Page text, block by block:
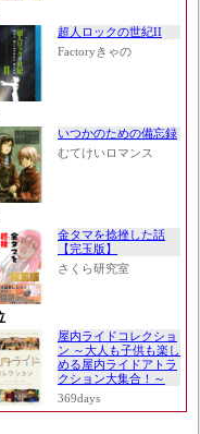
超人ロックの世紀II
Factoryきゃの
いつかのための備忘録
むてけいロマンス
金タマを捻挫した話
【完玉版】
さくら研究室
屋内ライドコレクショ
ン ～大人も子供も楽し
める屋内ライドアトラ
クション大集合！～
369days